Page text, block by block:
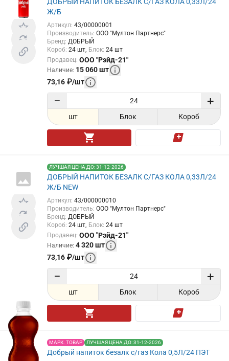
Ж/Б
Артикул: 43/00000001
Производитель: ООО "Мултон Партнерс"
Бренд: ДОБРЫЙ
Короб: 24 шт Блок: 24 шт
Продавец: ООО "Рэйд-21"
Наличие: 15 060шт
73,16 ₽/шт
− +
шт Блок Короб
ЛУЧШАЯ ЦЕНА ДО: 31-12-2026
ДОБРЫЙ НАПИТОК БЕЗАЛК С/ГАЗ КОЛА 0,33Л/24
Ж/Б NEW
Артикул: 43/000000010
Производитель: ООО "Мултон Партнерс"
Бренд: ДОБРЫЙ
Короб: 24 шт Блок: 24 шт
Продавец: ООО "Рэйд-21"
Наличие: 4 320шт
73,16 ₽/шт
− +
шт Блок Короб
МАРК. ТОВАР ЛУЧШАЯ ЦЕНА ДО: 31-12-2026
Добрый напиток безалк с/газ Кола 0,5Л/24 ПЭТ